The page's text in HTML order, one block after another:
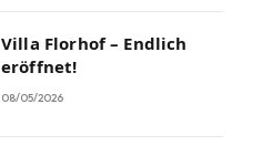
Villa Florhof – Endlich
eröffnet!
08/05/2026